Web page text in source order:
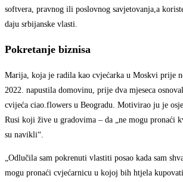
softvera, pravnog ili poslovnog savjetovanja,a
daju srbijanske vlasti.
Pokretanje biznisa
Marija, koja je radila kao cvjećarka u Moskvi prije
2022. napustila domovinu, prije dva mjeseca
cvijeća ciao.flowers u Beogradu. Motivirao ju je
Rusi koji žive u gradovima – da „ne mogu pronaći
su navikli“.
„Odlučila sam pokrenuti vlastiti posao kada sam
mogu pronaći cvjećarnicu u kojoj bih htjela